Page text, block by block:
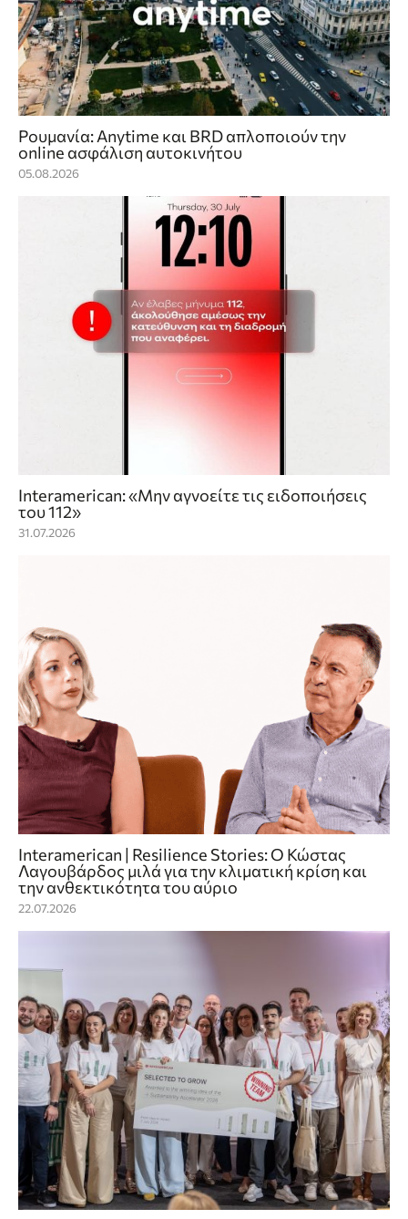
Ρουμανία: Anytime και BRD απλοποιούν την
online ασφάλιση αυτοκινήτου
05.08.2026
Interamerican: «Μην αγνοείτε τις ειδοποιήσεις
του 112»
31.07.2026
Interamerican | Resilience Stories: Ο Κώστας
Λαγουβάρδος μιλά για την κλιματική κρίση και
την ανθεκτικότητα του αύριο
22.07.2026